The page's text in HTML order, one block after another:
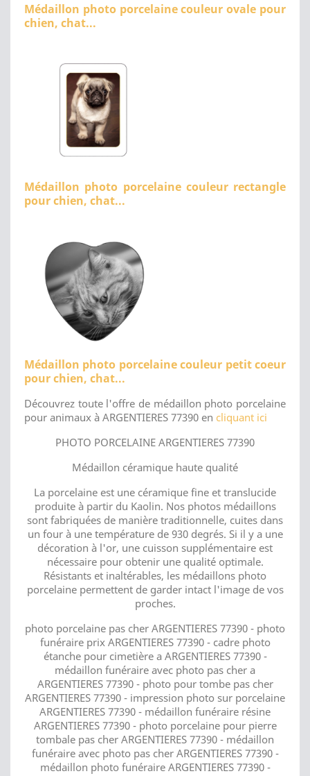
Médaillon photo porcelaine couleur ovale pour
chien, chat...
Médaillon photo porcelaine couleur rectangle
pour chien, chat...
Médaillon photo porcelaine couleur petit coeur
pour chien, chat...
Découvrez toute l'offre de médaillon photo porcelaine
pour animaux à ARGENTIERES 77390 en cliquant ici
PHOTO PORCELAINE ARGENTIERES 77390
Médaillon céramique haute qualité
La porcelaine est une céramique fine et translucide
produite à partir du Kaolin. Nos photos médaillons
sont fabriquées de manière traditionnelle, cuites dans
un four à une température de 930 degrés. Si il y a une
décoration à l'or, une cuisson supplémentaire est
nécessaire pour obtenir une qualité optimale.
Résistants et inaltérables, les médaillons photo
porcelaine permettent de garder intact l'image de vos
proches.
photo porcelaine pas cher ARGENTIERES 77390 - photo
funéraire prix ARGENTIERES 77390 - cadre photo
étanche pour cimetière a ARGENTIERES 77390 -
médaillon funéraire avec photo pas cher a
ARGENTIERES 77390 - photo pour tombe pas cher
ARGENTIERES 77390 - impression photo sur porcelaine
ARGENTIERES 77390 - médaillon funéraire résine
ARGENTIERES 77390 - photo porcelaine pour pierre
tombale pas cher ARGENTIERES 77390 - médaillon
funéraire avec photo pas cher ARGENTIERES 77390 -
médaillon photo funéraire ARGENTIERES 77390 -